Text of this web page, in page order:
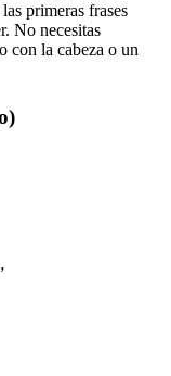
primeras frases
No necesitas
con la cabeza o un